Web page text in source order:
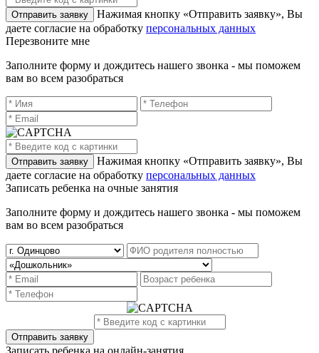
Нажимая кнопку «Отправить заявку», Вы
даете согласие на обработку персональных данных
Перезвоните мне
Заполните форму и дождитесь нашего звонка - мы поможем
вам во всем разобраться
Нажимая кнопку «Отправить заявку», Вы
даете согласие на обработку персональных данных
Записать ребенка на очные занятия
Заполните форму и дождитесь нашего звонка - мы поможем
вам во всем разобраться